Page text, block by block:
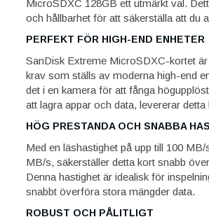
MicroSDXC 128GB ett utmärkt val.
och hållbarhet för att säkerställa att du
PERFEKT FÖR HIGH-END ENHETER
SanDisk Extreme MicroSDXC-kortet
krav som ställs av moderna high-end
det i en kamera för att fånga
att lagra appar och data, levererar
HÖG PRESTANDA OCH SNABBA
Med en läshastighet på upp till 100
MB/s, säkerställer detta kort snabb
Denna hastighet är idealisk för
snabbt överföra stora mängder data.
ROBUST OCH PÅLITLIGT